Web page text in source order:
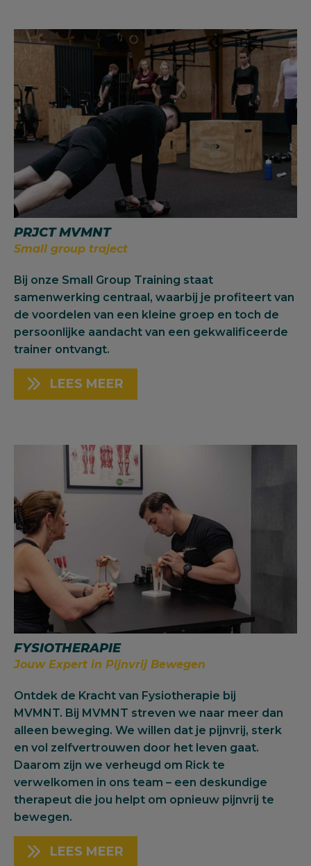
PRJCT MVMNT
Small group traject
Bij onze Small Group Training staat
samenwerking centraal, waarbij je profiteert van
de voordelen van een kleine groep en toch de
persoonlijke aandacht van een gekwalificeerde
trainer ontvangt.
LEES MEER
FYSIOTHERAPIE
Jouw Expert in Pijnvrij Bewegen
Ontdek de Kracht van Fysiotherapie bij
MVMNT. Bij MVMNT streven we naar meer dan
alleen beweging. We willen dat je pijnvrij, sterk
en vol zelfvertrouwen door het leven gaat.
Daarom zijn we verheugd om Rick te
verwelkomen in ons team – een deskundige
therapeut die jou helpt om opnieuw pijnvrij te
bewegen.
LEES MEER